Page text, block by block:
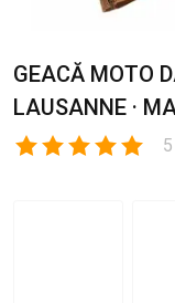
GEACĂ MOTO
LAUSANNE ·
5